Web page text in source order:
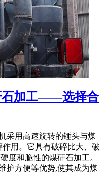
石加工——选择合
采用高速旋转的锤头与煤
用。它具有破碎比大、破
度和脆性的煤矸石加工。
护方便等优势,使其成为煤